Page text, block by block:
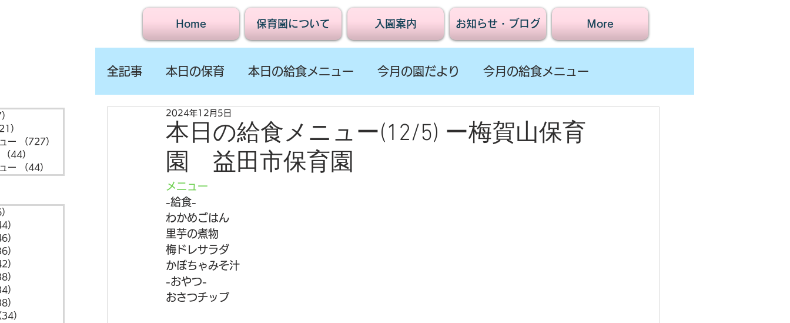
Home 保育園について 入園案内 お知らせ・ブログ More
）
ー
（727）
（44）
ー
（44）
）
）
）
）
）
）
）
）
全記事 本日の保育 本日の給食メニュー 今月の園だより 今月の給食メニュー
本日の給食メニュー(12/5) ー梅賀山保育
園 益田市保育園
2024年12月5日
メニュー
-給食-
わかめごはん
里芋の煮物
梅ドレサラダ
かぼちゃみそ汁
-おやつ-
おさつチップ